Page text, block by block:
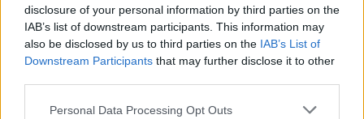
disclosure of your personal information by third parties on the
IAB’s list of downstream participants. This information may
also be disclosed by us to third parties on the IAB’s List of
Downstream Participants that may further disclose it to other
Personal Data Processing Opt Outs